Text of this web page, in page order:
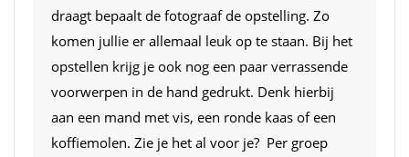
draagt bepaalt de fotograaf de opstelling. Zo
komen jullie er allemaal leuk op te staan. Bij het
opstellen krijg je ook nog een paar verrassende
voorwerpen in de hand gedrukt. Denk hierbij
aan een mand met vis, een ronde kaas of een
koffiemolen. Zie je het al voor je? Per groep